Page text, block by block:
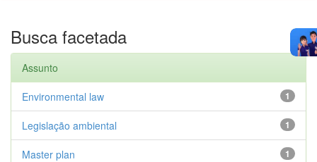
Busca facetada
Assunto
1
Environmental law
1
Legislação ambiental
1
Master plan